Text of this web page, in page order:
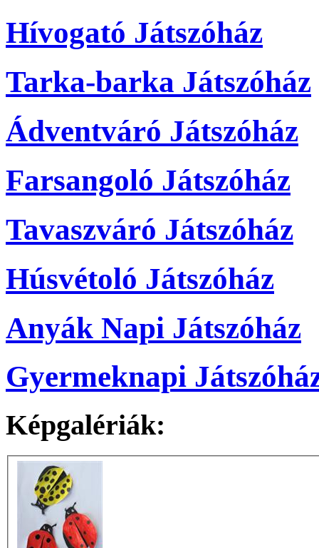
Hívogató Játszóház
Tarka-barka Játszóház
Ádventváró Játszóház
Farsangoló Játszóház
Tavaszváró Játszóház
Húsvétoló Játszóház
Anyák Napi Játszóház
Gyermeknapi
Képgalériák: